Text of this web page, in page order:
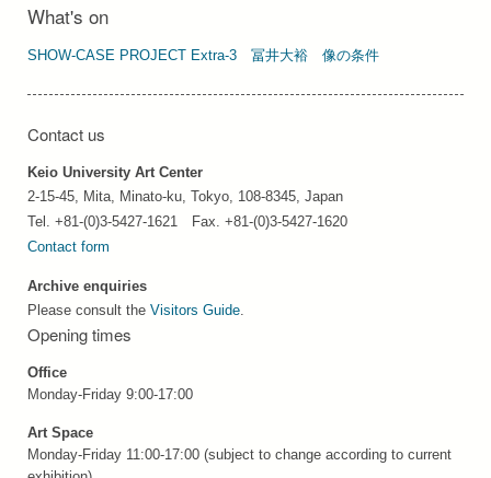
What's on
SHOW-CASE PROJECT Extra-3 冨井⼤裕 像の条件
Contact us
Keio University Art Center
2-15-45, Mita, Minato-ku, Tokyo, 108-8345, Japan
Tel. +81-(0)3-5427-1621 Fax. +81-(0)3-5427-1620
Contact form
Archive enquiries
Please consult the Visitors Guide
Opening times
Office
Monday-Friday 9:00-17:00
Art Space
Monday-Friday 11:00-17:00 (subject to change according to current